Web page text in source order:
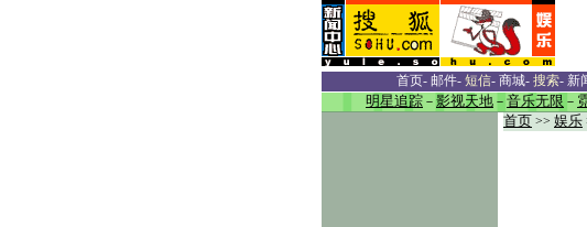
首页- 邮件- 短信- 商城- 搜索- 新
明星追踪 － 影视天地 － 音乐无限 －
首页 >> 娱乐